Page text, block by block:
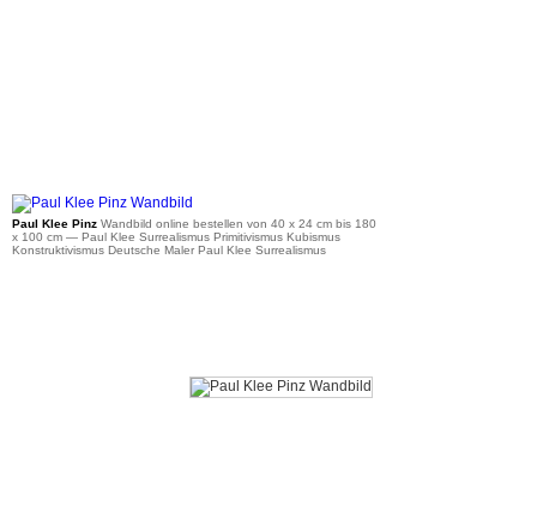
Paul Klee PinzWandbild online bestellen von 40 x 24 cm bis 180
x 100 cm — Paul Klee Surrealismus Primitivismus Kubismus
Konstruktivismus Deutsche Maler Paul Klee Surrealismus